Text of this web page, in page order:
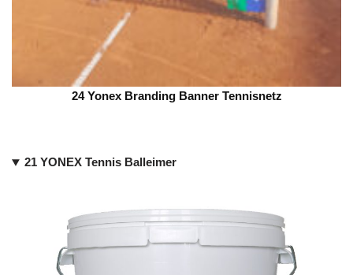
24 Yonex Branding Banner Tennisnetz
21 YONEX Tennis Balleimer